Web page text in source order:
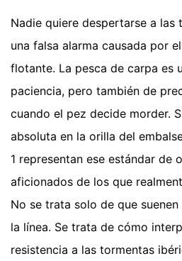
Nadie quiere despertarse a las
una falsa alarma causada por
flotante. La pesca de carpa es
paciencia, pero también de
cuando el pez decide morder.
absoluta en la orilla del
1 representan ese estándar de
aficionados de los que
No se trata solo de que
la línea. Se trata de cómo
resistencia a las tormentas